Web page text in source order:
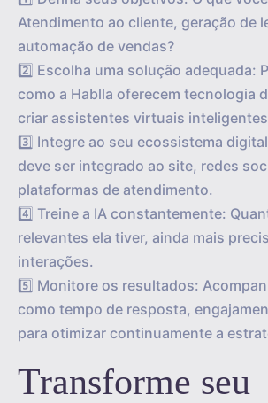
Atendimento ao cliente, geração de
automação de vendas?
2️⃣ Escolha uma solução adequada:
como a Hablla oferecem tecnologia
criar assistentes virtuais
3️⃣ Integre ao seu ecossistema
deve ser integrado ao site, redes
plataformas de atendimento.
4️⃣ Treine a IA constantemente:
relevantes ela tiver, ainda mais
interações.
5️⃣ Monitore os resultados:
como tempo de resposta,
para otimizar continuamente a
Transforme seu